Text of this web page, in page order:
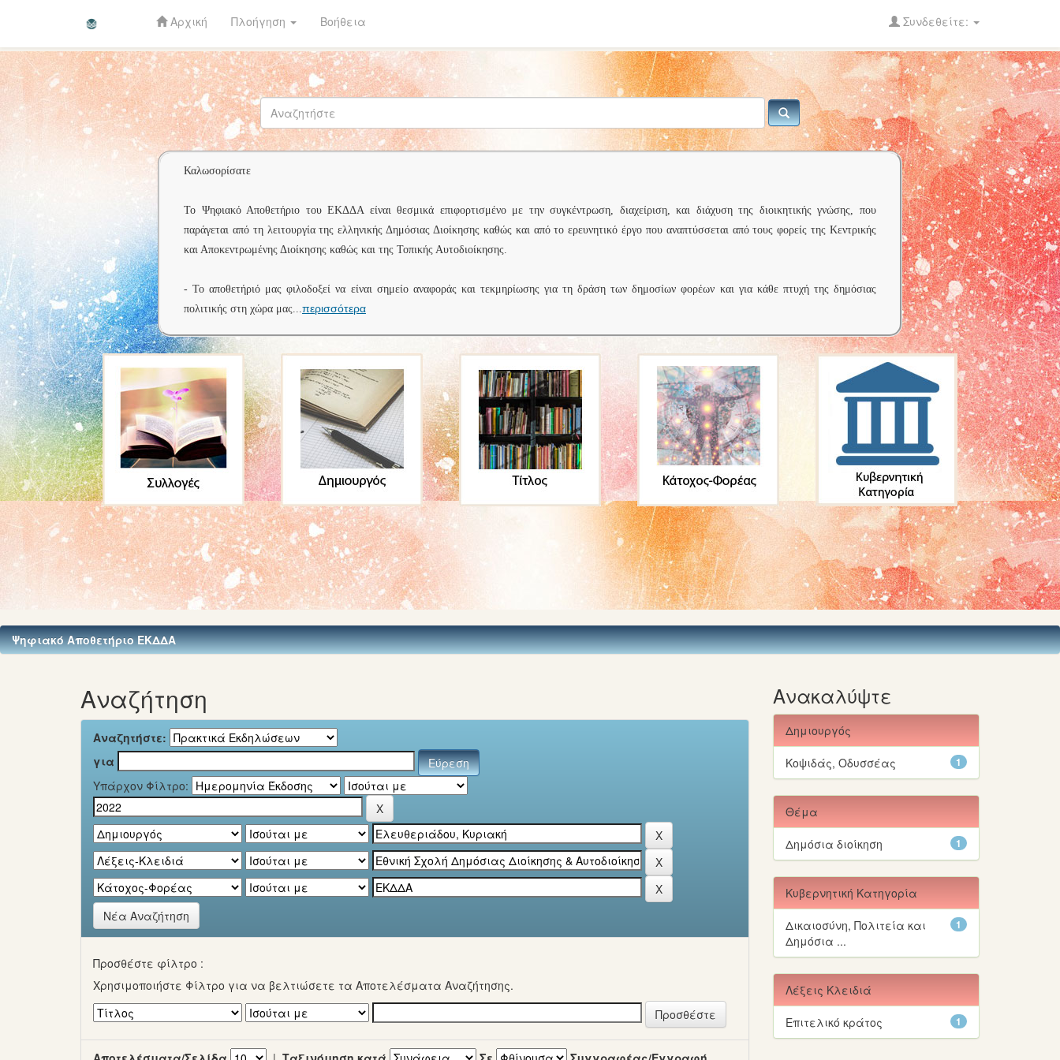
Skip
navigation
Αρχική Πλοήγηση Βοήθεια Συνδεθείτε:
Καλωσορίσατε
Το Ψηφιακό Αποθετήριο του ΕΚΔΔΑ είναι θεσμικά επιφορτισμένο με την συγκέντρωση, διαχείριση, και διάχυση της διοικητικής γνώσης, που
παράγεται από τη λειτουργία της ελληνικής Δημόσιας Διοίκησης καθώς και από το ερευνητικό έργο που αναπτύσσεται από τους φορείς της Κεντρικής
και Αποκεντρωμένης Διοίκησης καθώς και της Τοπικής Αυτοδιοίκησης.
- Το αποθετήριό μας φιλοδοξεί να είναι σημείο αναφοράς και τεκμηρίωσης για τη δράση των δημοσίων φορέων και για κάθε πτυχή της δημόσιας
πολιτικής στη χώρα μας...περισσότερα
Ψηφιακό Αποθετήριο ΕΚΔΔΑ
Αναζήτηση
Αναζητήστε:
για
Υπάρχον Φίλτρο:
Νέα Αναζήτηση
Προσθέστε φίλτρο :
Χρησιμοποιήστε Φίλτρο για να βελτιώσετε τα Αποτελέσματα Αναζήτησης.
Ανακαλύψτε
Δημιουργός
1
Κοψιδάς, Οδυσσέας
Θέμα
1
Δημόσια διοίκηση
Κυβερνητική Κατηγορία
1
Δικαιοσύνη, Πολιτεία και
Δημόσια ...
Λέξεις Κλειδιά
1
Επιτελικό κράτος